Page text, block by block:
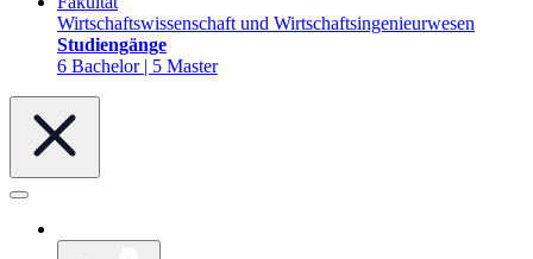
Wirtschaftswissenschaft und Wirtschaftsingenieurwesen
Studiengänge
6 Bachelor | 5 Master